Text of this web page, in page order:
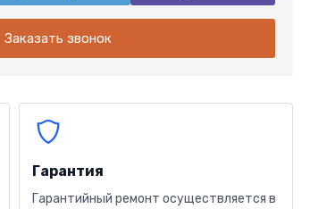
Заказать звонок
Гарантия
Гарантийный ремонт осуществляется в